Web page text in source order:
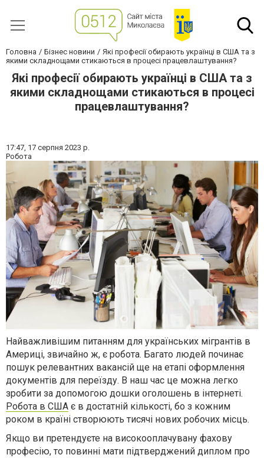
Головна Бізнес новини
Які професії обирають українці в США та з
якими складнощами стикаються в процесі працевлаштування?
Які професії обирають українці в США та з
якими складнощами стикаються в процесі
працевлаштування?
17:47, 17 серпня 2023 р.
Робота
Найважливішим питанням для українських мігрантів в
Америці, звичайно ж, є робота. Багато людей починає
пошук релевантних вакансій ще на етапі оформлення
документів для переїзду. В наш час це можна легко
зробити за допомогою дошки оголошень в інтернеті.
Робота в США є в достатній кількості, бо з кожним
роком в країні створюють тисячі нових робочих місць.
Якщо ви претендуєте на високооплачувану фахову
професію, то повинні мати підтверджений диплом про